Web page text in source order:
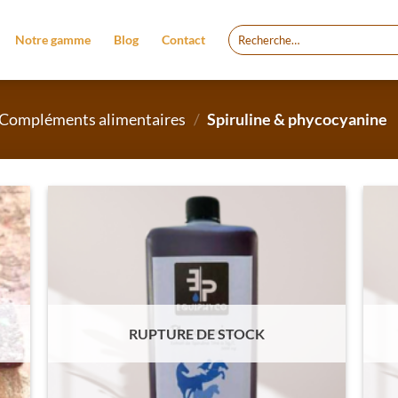
Notre gamme Blog Contact
Recherche
pour :
alimentaires / Spiruline & phycocyanine
RUPTURE DE STOCK